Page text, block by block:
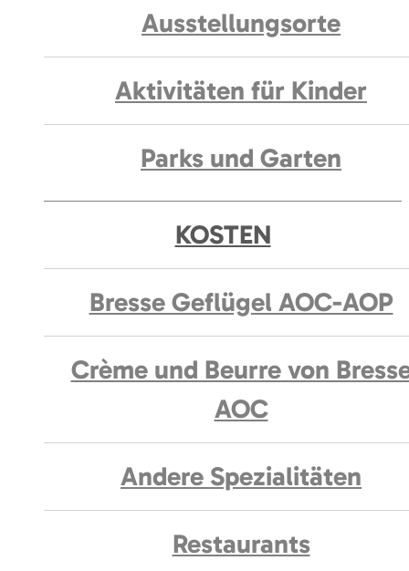
Ausstellungsorte
Aktivitäten für Kinder
Parks und Garten
KOSTEN
Bresse Geflügel AOC-AOP
Crème und Beurre von
AOC
Andere Spezialitäten
Restaurants